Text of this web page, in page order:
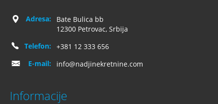
Adresa:
Bate Bulica bb
12300 Petrovac, Srbija
Telefon:
+381 12 333 656
E-mail:
info@nadjinekretnine.com
Informacije